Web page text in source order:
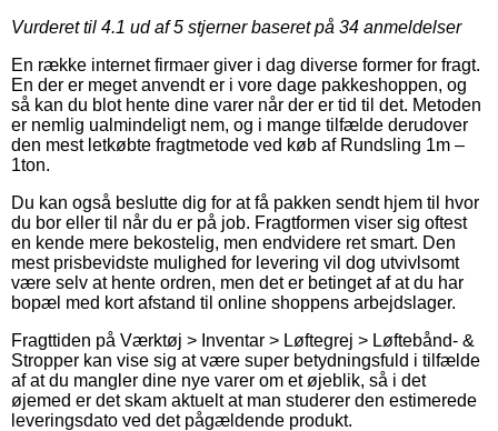
Vurderet til 4.1 ud af 5 stjerner baseret på 34 anmeldelser
En række internet firmaer giver i dag diverse former for fragt.
En der er meget anvendt er i vore dage pakkeshoppen, og
så kan du blot hente dine varer når der er tid til det. Metoden
er nemlig ualmindeligt nem, og i mange tilfælde derudover
den mest letkøbte fragtmetode ved køb af Rundsling 1m –
1ton.
Du kan også beslutte dig for at få pakken sendt hjem til hvor
du bor eller til når du er på job. Fragtformen viser sig oftest
en kende mere bekostelig, men endvidere ret smart. Den
mest prisbevidste mulighed for levering vil dog utvivlsomt
være selv at hente ordren, men det er betinget af at du har
bopæl med kort afstand til online shoppens arbejdslager.
Fragttiden på Værktøj > Inventar > Løftegrej > Løftebånd- &
Stropper kan vise sig at være super betydningsfuld i tilfælde
af at du mangler dine nye varer om et øjeblik, så i det
øjemed er det skam aktuelt at man studerer den estimerede
leveringsdato ved det pågældende produkt.